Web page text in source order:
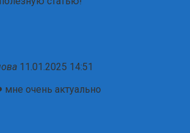
11.01.2025 14:51
очень актуально